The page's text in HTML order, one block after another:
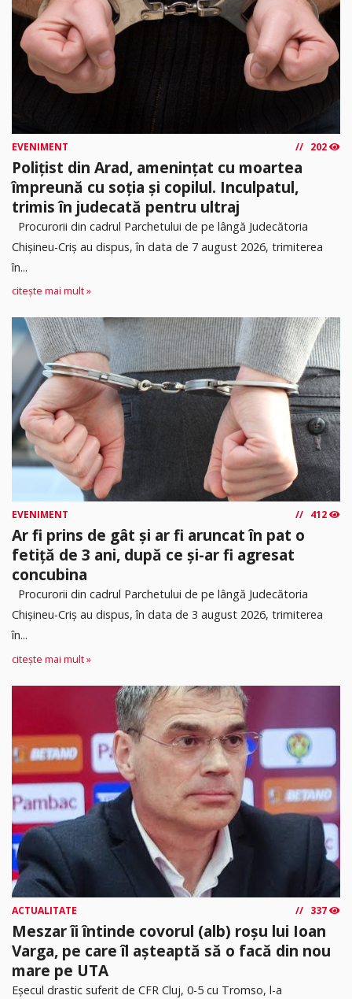
EVENIMENT 202
Polițist din Arad, amenințat cu moartea
împreună cu soția și copilul. Inculpatul,
trimis în judecată pentru ultraj
Procurorii din cadrul Parchetului de pe lângă Judecătoria
Chișineu-Criș au dispus, în data de 7 august 2026, trimiterea
în...
citește mai mult »
EVENIMENT 412
Ar fi prins de gât și ar fi aruncat în pat o
fetiță de 3 ani, după ce și-ar fi agresat
concubina
Procurorii din cadrul Parchetului de pe lângă Judecătoria
Chișineu-Criș au dispus, în data de 3 august 2026, trimiterea
în...
citește mai mult »
ACTUALITATE 337
Meszar îi întinde covorul (alb) roșu lui Ioan
Varga, pe care îl așteaptă să o facă din nou
mare pe UTA
Eșecul drastic suferit de CFR Cluj, 0-5 cu Tromso, l-a